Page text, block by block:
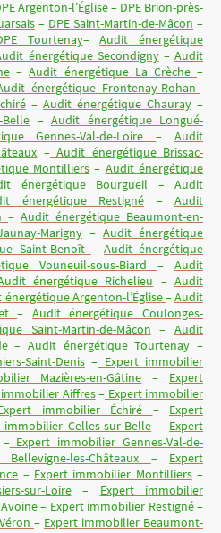
Argenton-l’Église– DPE Brion-près-
– DPE Saint-Martin-de-Mâcon –
Tourtenay–Audit énergétique
énergétique Secondigny–Audit
–Audit énergétique La Crèche–
énergétique Frontenay-Rohan-
– Audit énergétique Chauray –
– Audit énergétique Longué-
Gennes-Val-de-Loire–Audit
–Audit énergétique Brissac-
Montilliers – Audit énergétique
énergétique Bourgueil –Audit
énergétique Restigné –Audit
– Audit énergétique Beaumont-en-
Marigny – Audit énergétique
Saint-Benoît – Audit énergétique
Vouneuil-sous-Biard – Audit
énergétique Richelieu –Audit
énergétique Argenton-l’Église–Audit
– Audit énergétique Coulonges-
Saint-Martin-de-Mâcon –Audit
–Audit énergétique Tourtenay–
Saint-Denis– Expert immobilier
Mazières-en-Gâtine – Expert
Aiffres– Expert immobilier
immobilier Échiré – Expert
immobilier Celles-sur-Belle – Expert
Expert immobilier Gennes-Val-de-
les-Châteaux – Expert
– Expert immobilier Montilliers–
sur-Loire– Expert immobilier
– Expert immobilier Restigné–
– Expert immobilier Beaumont-